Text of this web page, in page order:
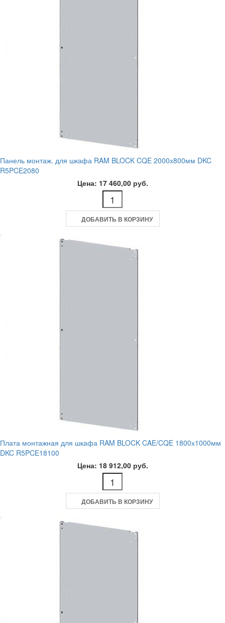
Панель монтаж. для шкафа RAM BLOCK CQE 2000х800мм DKC
R5PCE2080
Цена: 17 460,00 руб.
ДОБАВИТЬ В КОРЗИНУ
Плата монтажная для шкафа RAM BLOCK CAE/CQE 1800х1000мм
DKC R5PCE18100
Цена: 18 912,00 руб.
ДОБАВИТЬ В КОРЗИНУ